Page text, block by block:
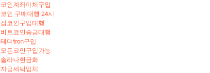
코인계좌이체구입
코인 구매대행 24시
잡코인구입대행
비트코인송금대행
테더tron구입
모든코인구입가능
솔라나현금화
자금세탁업체